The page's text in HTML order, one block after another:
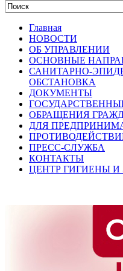
Главная
НОВОСТИ
ОБ УПРАВЛЕНИИ
ОСНОВНЫЕ
САНИТАРНО-
ОБСТАНОВКА
ДОКУМЕНТЫ
ОБРАЩЕНИЯ
ДЛЯ
ПРЕСС-СЛУЖБА
КОНТАКТЫ
ЦЕНТР ГИГИЕНЫ